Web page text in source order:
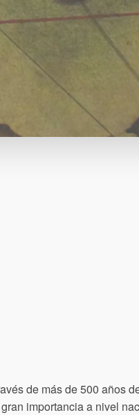
de más de 500 años
importancia a nivel